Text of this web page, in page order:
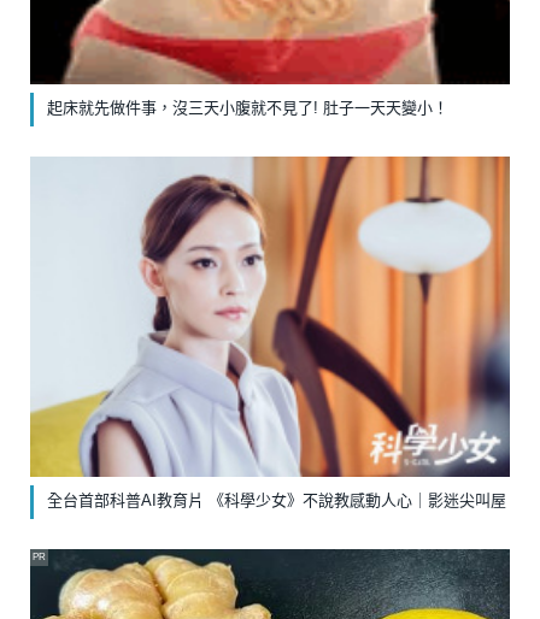
起床就先做件事，沒三天小腹就不見了! 肚子一天天變小！
全台首部科普AI教育片 《科學少女》不說教感動人心｜影迷尖叫屋
PR